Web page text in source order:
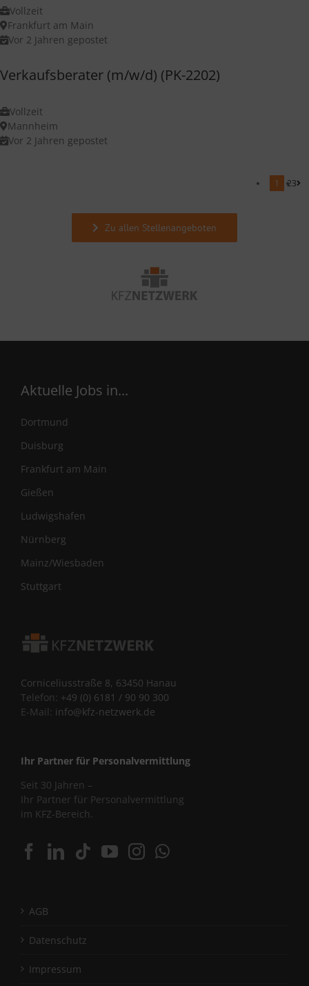
Vollzeit
Frankfurt am Main
Vor 2 Jahren gepostet
Verkaufsberater (m/w/d) (PK-2202)
Vollzeit
Mannheim
Vor 2 Jahren gepostet
1 23
Zu allen Stellenangeboten
Aktuelle Jobs in...
Dortmund
Duisburg
Frankfurt am Main
Gießen
Ludwigshafen
Nürnberg
Mainz/Wiesbaden
Stuttgart
Corniceliusstraße 8, 63450 Hanau
Telefon: +49 (0) 6181 / 90 90 300
E-Mail: info@kfz-netzwerk.de
Ihr Partner für Personalvermittlung
Seit 30 Jahren –
Ihr Partner für Personalvermittlung
im KFZ-Bereich.
AGB
Datenschutz
Impressum